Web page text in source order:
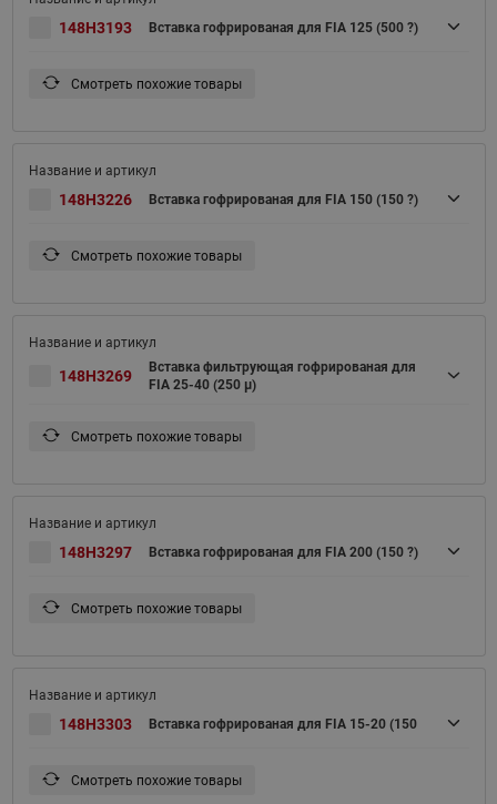
148H3193 Вставка гофрированая для FIA 125 (500 ?)
Смотреть похожие товары
148H3226 Вставка гофрированая для FIA 150 (150 ?)
Смотреть похожие товары
148H3269
Вставка фильтрующая гофрированая для
FIA 25-40 (250 μ)
Смотреть похожие товары
148H3297 Вставка гофрированая для FIA 200 (150 ?)
Смотреть похожие товары
148H3303 Вставка гофрированая для FIA 15-20 (150
Смотреть похожие товары